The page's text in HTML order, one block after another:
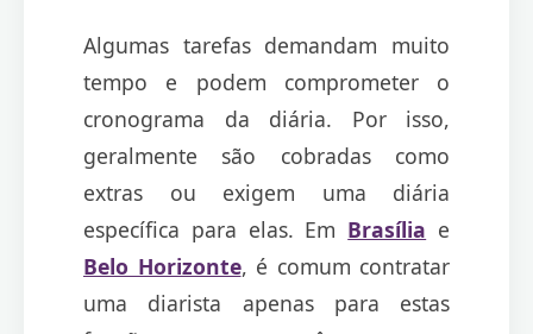
Algumas tarefas demandam muito
tempo e podem comprometer o
cronograma da diária. Por isso,
geralmente são cobradas como
extras ou exigem uma diária
específica para elas. Em Brasília e
Belo Horizonte, é comum contratar
uma diarista apenas para estas